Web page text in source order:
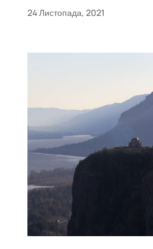
24 Листопада, 2021